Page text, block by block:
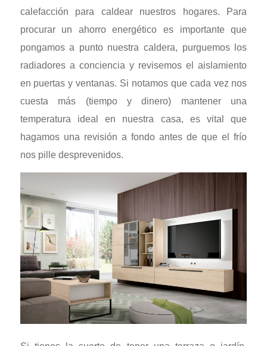
calefacción para caldear nuestros hogares. Para
procurar un ahorro energético es importante que
pongamos a punto nuestra caldera, purguemos los
radiadores a conciencia y revisemos el aislamiento
en puertas y ventanas. Si notamos que cada vez nos
cuesta más (tiempo y dinero) mantener una
temperatura ideal en nuestra casa, es vital que
hagamos una revisión a fondo antes de que el frío
nos pille desprevenidos.